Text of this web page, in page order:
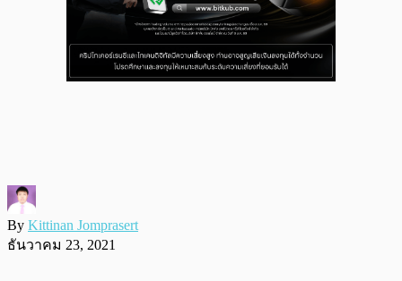
By Kittinan Jomprasert
ธันวาคม 23, 2021